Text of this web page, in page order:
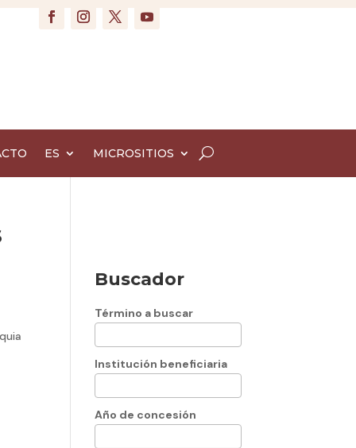
ES MICROSITIOS
Buscador
Término a buscar
Institución beneficiaria
Año de concesión